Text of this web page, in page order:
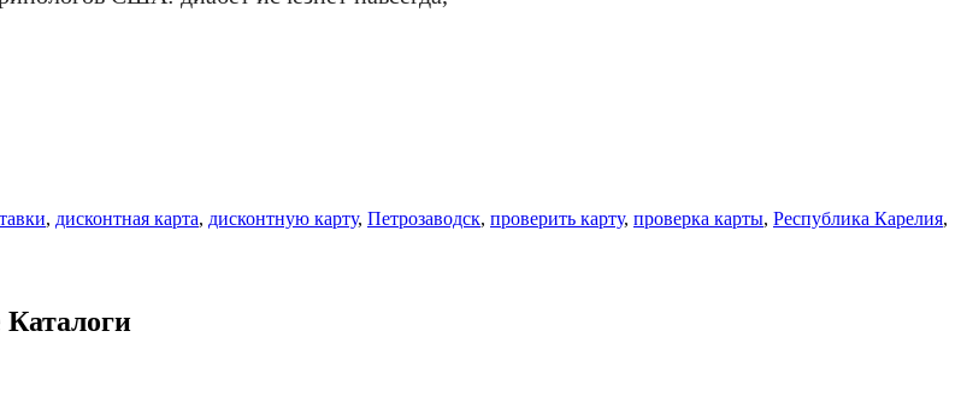
, дисконтная карта, дисконтную карту, Петрозаводск, проверить карту, проверка карты, Республика Карелия,